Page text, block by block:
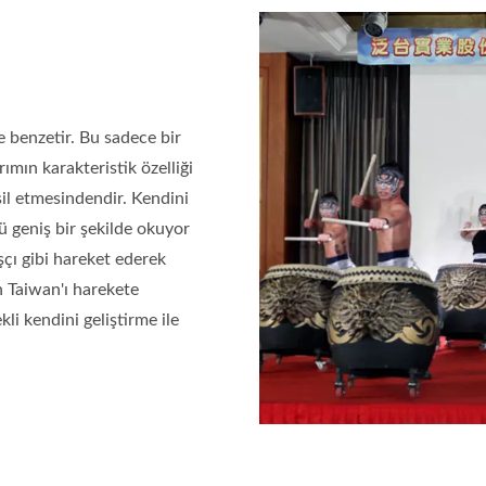
benzetir. Bu sadece bir
karakteristik özelliği
etmesindendir. Kendini
geniş bir şekilde okuyor
gibi hareket ederek
Taiwan'ı harekete
kendini geliştirme ile